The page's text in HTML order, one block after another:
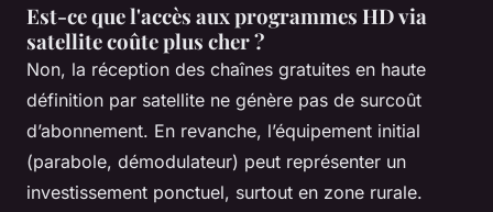
Est-ce que l'accès aux programmes HD via
satellite coûte plus cher ?
Non, la réception des chaînes gratuites en haute
définition par satellite ne génère pas de surcoût
d’abonnement. En revanche, l’équipement initial
(parabole, démodulateur) peut représenter un
investissement ponctuel, surtout en zone rurale.